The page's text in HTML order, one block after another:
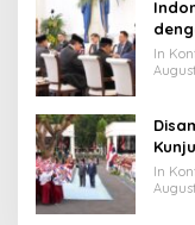
In
In